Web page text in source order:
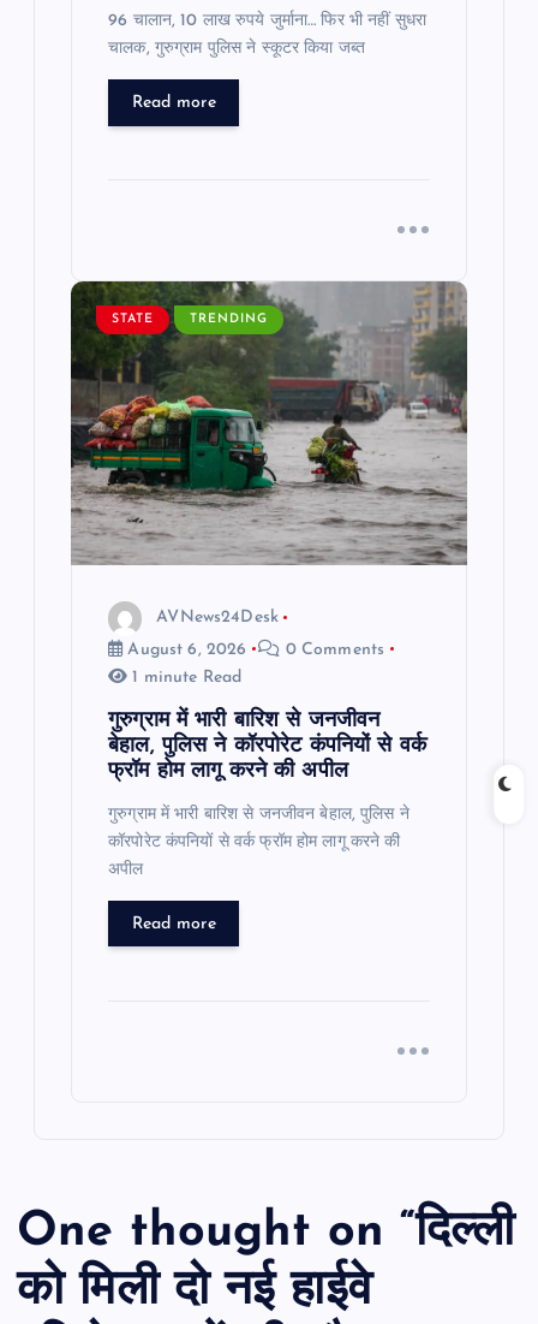
96 चालान, 10 लाख रुपये जुर्माना… फिर भी नहीं सुधरा
चालक, गुरुग्राम पुलिस ने स्कूटर किया जब्त
Read more
STATE TRENDING
AVNews24Desk
August 6, 2026
0 Comments
1 minute Read
गुरुग्राम में भारी बारिश से जनजीवन
बेहाल, पुलिस ने कॉरपोरेट कंपनियों से वर्क
फ्रॉम होम लागू करने की अपील
गुरुग्राम में भारी बारिश से जनजीवन बेहाल, पुलिस ने
कॉरपोरेट कंपनियों से वर्क फ्रॉम होम लागू करने की
अपील
Read more
One thought on “दिल्ली
को मिली दो नई हाईवे